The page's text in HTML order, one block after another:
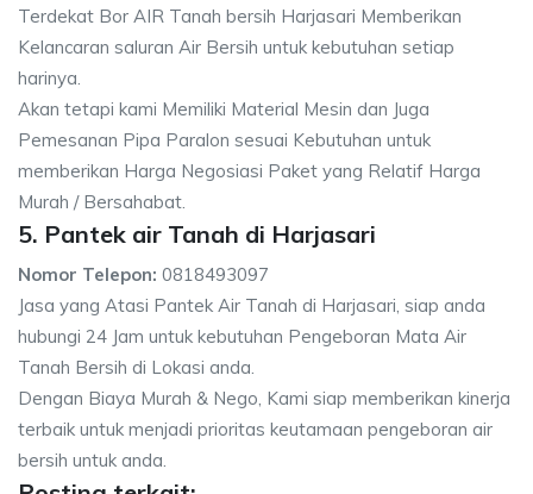
Terdekat Bor AIR Tanah bersih Harjasari Memberikan
Kelancaran saluran Air Bersih untuk kebutuhan setiap
harinya.
Akan tetapi kami Memiliki Material Mesin dan Juga
Pemesanan Pipa Paralon sesuai Kebutuhan untuk
memberikan Harga Negosiasi Paket yang Relatif Harga
Murah / Bersahabat.
5. Pantek air Tanah di Harjasari
Nomor Telepon: 0818493097
Jasa yang Atasi Pantek Air Tanah di Harjasari, siap anda
hubungi 24 Jam untuk kebutuhan Pengeboran Mata Air
Tanah Bersih di Lokasi anda.
Dengan Biaya Murah & Nego, Kami siap memberikan kinerja
terbaik untuk menjadi prioritas keutamaan pengeboran air
bersih untuk anda.